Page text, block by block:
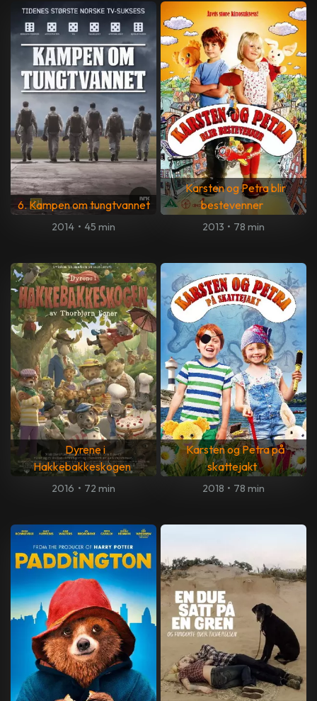
6. Kampen om tungtvannet
2014 • 45 min
Karsten og Petra blir
bestevenner
2013 • 78 min
Dyrene i
Hakkebakkeskogen
2016 • 72 min
Karsten og Petra på
skattejakt
2018 • 78 min